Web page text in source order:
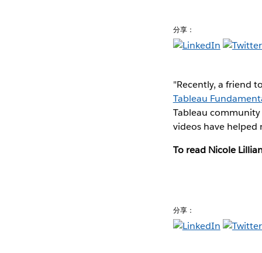
分享：
"Recently, a friend
Tableau
Tableau
videos have helped
To read Nicole
分享：